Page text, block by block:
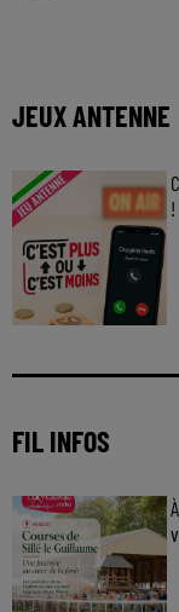
JEUX ANTENNE
!
FIL INFOS